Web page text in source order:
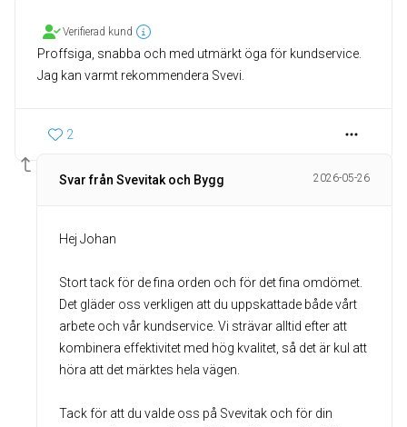
Verifierad kund
Proffsiga, snabba och med utmärkt öga för kundservice.
Jag kan varmt rekommendera Svevi.
2
Svar från Svevitak och Bygg 2026-05-26
Hej Johan
Stort tack för de fina orden och för det fina omdömet.
Det gläder oss verkligen att du uppskattade både vårt
arbete och vår kundservice. Vi strävar alltid efter att
kombinera effektivitet med hög kvalitet, så det är kul att
höra att det märktes hela vägen.
Tack för att du valde oss på Svevitak och för din